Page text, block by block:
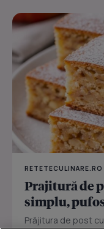
RETETECULINARE.RO
Prajitură de
simplu,
Prăjitura de post